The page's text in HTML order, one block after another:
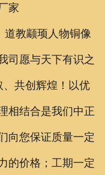
家
道教颛顼人物铜像
司愿与天下有识之
共创辉煌！以优
相结合是我们中正
向您保证质量一定
的价格；工期一定